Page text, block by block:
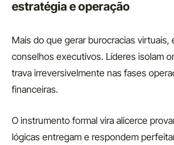
estratégia e operação
Mais do que gerar burocracias virtuais,
conselhos executivos. Líderes isolam
trava irreversivelmente nas fases
financeiras.
O instrumento formal vira alicerce
lógicas entregam e respondem